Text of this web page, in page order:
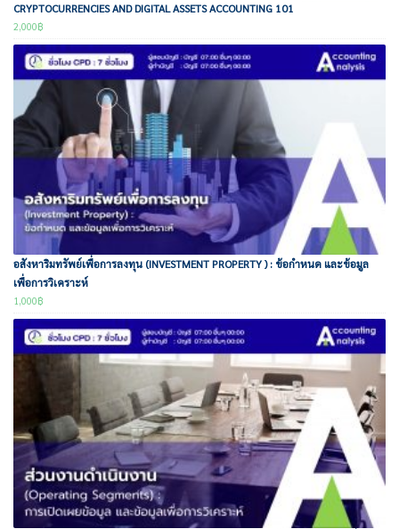
CRYPTOCURRENCIES AND DIGITAL ASSETS ACCOUNTING 101
2,000฿
อสังหาริมทรัพย์เพื่อการลงทุน (INVESTMENT PROPERTY ) : ข้อกำหนด และข้อมูล
เพื่อการวิเคราะห์
1,000฿